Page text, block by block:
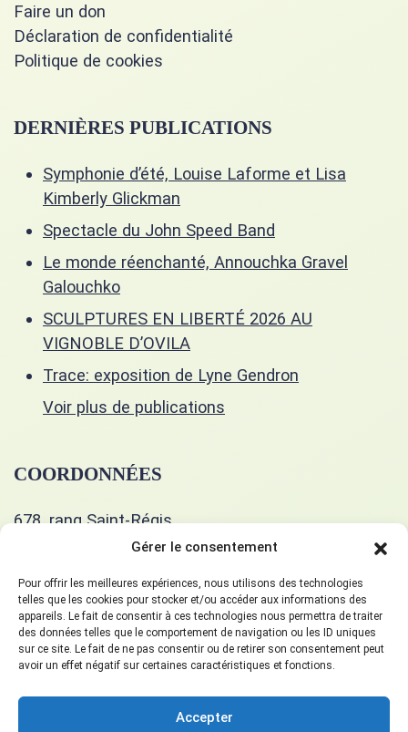
Gérer le consentement
Pour offrir les meilleures expériences, nous utilisons des technologies
telles que les cookies pour stocker et/ou accéder aux informations des
appareils. Le fait de consentir à ces technologies nous permettra de traiter
des données telles que le comportement de navigation ou les ID uniques
sur ce site. Le fait de ne pas consentir ou de retirer son consentement peut
avoir un effet négatif sur certaines caractéristiques et fonctions.
Accepter
Faire un don
Déclaration de confidentialité
Politique de cookies
DERNIÈRES PUBLICATIONS
Symphonie d’été, Louise Laforme et Lisa
Kimberly Glickman
Spectacle du John Speed Band
Le monde réenchanté, Annouchka Gravel
Galouchko
SCULPTURES EN LIBERTÉ 2026 AU
VIGNOBLE D’OVILA
Trace: exposition de Lyne Gendron
Voir plus de publications
COORDONNÉES
678, rang Saint-Régis
Saint-Isidore, J0L 2A0
514 400-5351
gueulart678@gmail.com
SUIVEZ-NOUS!